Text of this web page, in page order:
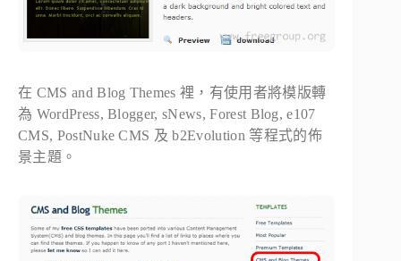
在 CMS and Blog Themes 裡，有使用者將模版轉
為 WordPress, Blogger, sNews, Forest Blog, e107
CMS, PostNuke CMS 及 b2Evolution 等程式的佈
景主題。